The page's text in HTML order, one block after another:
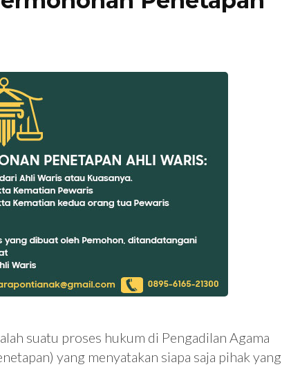
suatu proses hukum di Pengadilan Agama
yang menyatakan siapa saja pihak yang